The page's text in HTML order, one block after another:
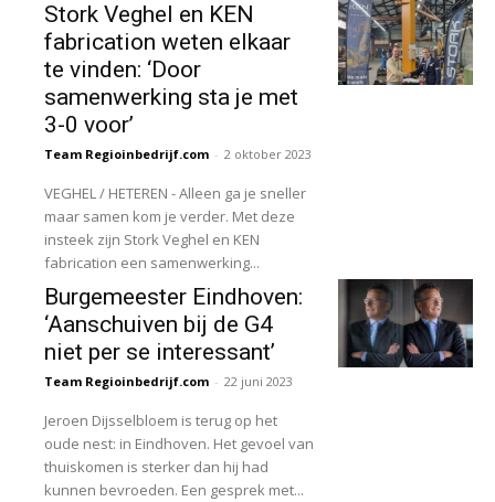
Stork Veghel en KEN
fabrication weten elkaar
te vinden: ‘Door
samenwerking sta je met
3-0 voor’
Team Regioinbedrijf.com - 2 oktober 2023
VEGHEL / HETEREN - Alleen ga je sneller
maar samen kom je verder. Met deze
insteek zijn Stork Veghel en KEN
fabrication een samenwerking...
Burgemeester Eindhoven:
‘Aanschuiven bij de G4
niet per se interessant’
Team Regioinbedrijf.com - 22 juni 2023
Jeroen Dijsselbloem is terug op het
oude nest: in Eindhoven. Het gevoel van
thuiskomen is sterker dan hij had
kunnen bevroeden. Een gesprek met...